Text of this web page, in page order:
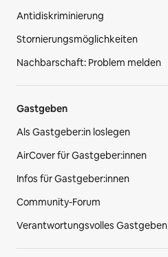
Antidiskriminierung
Stornierungsmöglichkeiten
Nachbarschaft: Problem melden
Gastgeben
Als Gastgeber:in loslegen
AirCover für Gastgeber:innen
Infos für Gastgeber:innen
Community-Forum
Verantwortungsvolles Gastgeben